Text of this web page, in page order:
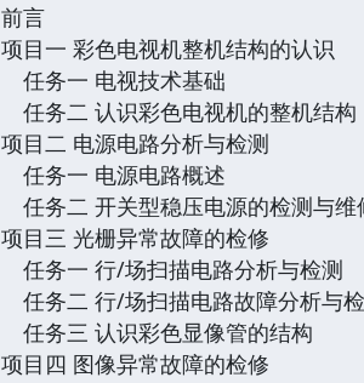
前言
项目一 彩色电视机整机结构的认识
任务一 电视技术基础
任务二 认识彩色电视机的整机结构
项目二 电源电路分析与检测
任务一 电源电路概述
任务二 开关型稳压电源的检测与维
项目三 光栅异常故障的检修
任务一 行/场扫描电路分析与检测
任务二 行/场扫描电路故障分析与
任务三 认识彩色显像管的结构
项目四 图像异常故障的检修